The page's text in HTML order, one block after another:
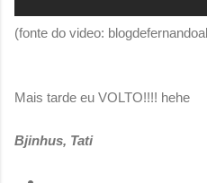
(fonte do video:
Mais tarde eu VOLTO!!!! hehe
Bjinhus, Tati